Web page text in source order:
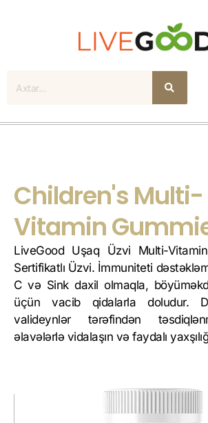
Axtar
Children's Multi-
Vitamin
LiveGood Uşaq Üzvi Multi-Vitamin
Sertifikatlı Üzvi. İmmuniteti
C və Sink daxil olmaqla,
üçün vacib qidalarla doludur.
valideynlər tərəfindən
əlavələrlə vidalaşın və faydalı